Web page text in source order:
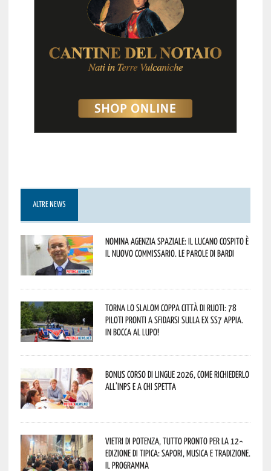
ALTRE NEWS
Nomina Agenzia Spaziale: il lucano Cospito è
il nuovo commissario. Le parole di Bardi
Torna lo Slalom Coppa Città di Ruoti: 78
piloti pronti a sfidarsi sulla ex SS7 Appia.
In bocca al lupo!
Bonus corso di lingue 2026, come richiederlo
all’INPS e a chi spetta
Vietri di Potenza, tutto pronto per la 12^
Edizione di Tipica: sapori, musica e tradizione.
Il programma